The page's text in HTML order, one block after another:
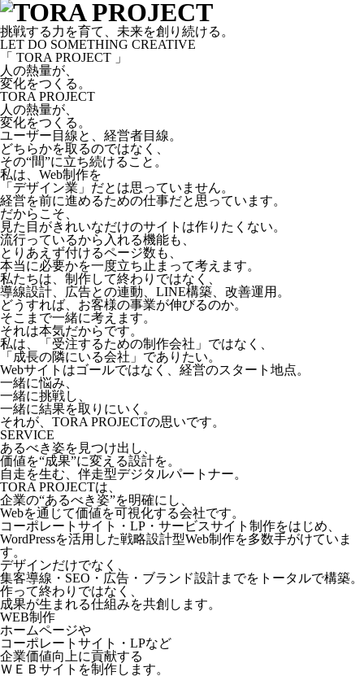
挑戦する力を育て、未来を創り続ける。
LET DO SOMETHING CREATIVE
「 TORA PROJECT 」
人の熱量が、
変化をつくる。
TORA PROJECT
人の熱量が、
変化をつくる。
ユーザー目線と、経営者目線。
どちらかを取るのではなく、
その“間”に立ち続けること。
私は、Web制作を
「デザイン業」だとは思っていません。
経営を前に進めるための仕事だと思っています。
だからこそ、
見た目がきれいなだけのサイトは作りたくない。
流行っているから入れる機能も、
とりあえず付けるページ数も、
本当に必要かを一度立ち止まって考えます。
私たちは、制作して終わりではなく、
導線設計、広告との連動、LINE構築、改善運用。
どうすれば、お客様の事業が伸びるのか。
そこまで一緒に考えます。
それは本気だからです。
私は、「受注するための制作会社」ではなく、
「成長の隣にいる会社」でありたい。
Webサイトはゴールではなく、経営のスタート地点。
一緒に悩み、
一緒に挑戦し、
一緒に結果を取りにいく。
それが、TORA PROJECTの思いです。
SERVICE
あるべき姿を見つけ出し、
価値を“成果”に変える設計を。
自走を生む、伴走型デジタルパートナー。
TORA PROJECTは、
企業の“あるべき姿”を明確にし、
Webを通じて価値を可視化する会社です。
コーポレートサイト・LP・サービスサイト制作をはじめ、
WordPressを活用した戦略設計型Web制作を多数手がけていま
す。
デザインだけでなく、
集客導線・SEO・広告・ブランド設計までをトータルで構築。
作って終わりではなく、
成果が生まれる仕組みを共創します。
WEB制作
ホームページや
コーポレートサイト・LPなど
企業価値向上に貢献する
ＷＥＢサイトを制作します。